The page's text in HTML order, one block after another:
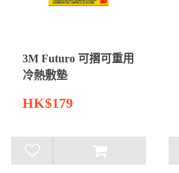
3M Futuro 可摺可重用
冷熱敷墊
HK$179